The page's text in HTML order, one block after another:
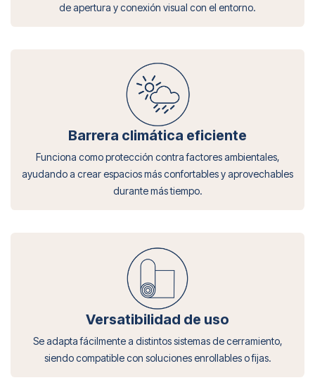
de apertura y conexión visual con el entorno.
Barrera climática eficiente
Funciona como protección contra factores ambientales,
ayudando a crear espacios más confortables y aprovechables
durante más tiempo.
Versatibilidad de uso
Se adapta fácilmente a distintos sistemas de cerramiento,
siendo compatible con soluciones enrollables o fijas.